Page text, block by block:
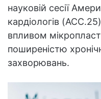
науковій сесії
кардіологів
впливом
поширеністю
захворювань.